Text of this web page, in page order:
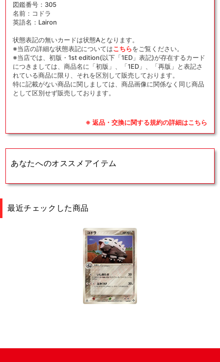
図鑑番号：305
名前：コドラ
英語名：Lairon
状態表記の無いカードは状態Aとなります。
※当店の詳細な状態表記についてはこちらをご覧ください。
※当店では、初版・1st edition(以下「1ED」表記)が存在するカード
につきましては、商品名に「初版」、「1ED」、「再版」と表記さ
れている商品に限り、それを区別して販売しております。
特に記載がない商品に関しましては、商品画像に関係なく同じ商品
として区別せず販売しております。
※ 返品・交換に関する規約の詳細はこちら
あなたへのオススメアイテム
最近チェックした商品